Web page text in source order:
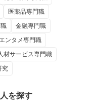
医薬品専門職
金融専門職
ンタメ専門職
材サービス専門職
究
を探す